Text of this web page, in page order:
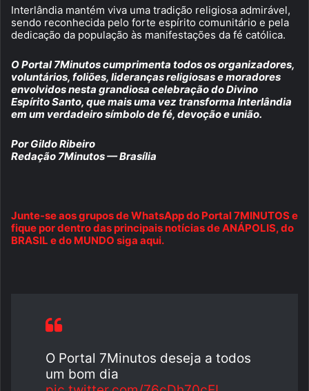
Interlândia mantém viva uma tradição religiosa admirável,
sendo reconhecida pelo forte espírito comunitário e pela
dedicação da população às manifestações da fé católica.
O Portal 7Minutos cumprimenta todos os organizadores,
voluntários, foliões, lideranças religiosas e moradores
envolvidos nesta grandiosa celebração do Divino
Espírito Santo, que mais uma vez transforma Interlândia
em um verdadeiro símbolo de fé, devoção e união.
Por Gildo Ribeiro
Redação 7Minutos — Brasília
Junte-se aos grupos de WhatsApp do Portal 7MINUTOS e
fique por dentro das principais notícias de ANÁPOLIS, do
BRASIL e do MUNDO siga aqui.
O Portal 7Minutos deseja a todos
um bom dia